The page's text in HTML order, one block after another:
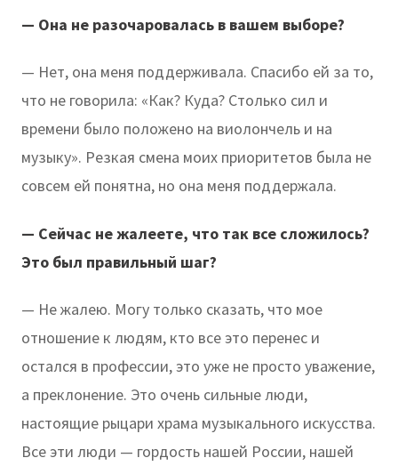
— Она не разочаровалась в вашем выборе?
— Нет, она меня поддерживала. Спасибо ей за то,
что не говорила: «Как? Куда? Столько сил и
времени было положено на виолончель и на
музыку». Резкая смена моих приоритетов была не
совсем ей понятна, но она меня поддержала.
— Сейчас не жалеете, что так все сложилось?
Это был правильный шаг?
— Не жалею. Могу только сказать, что мое
отношение к людям, кто все это перенес и
остался в профессии, это уже не просто уважение,
а преклонение. Это очень сильные люди,
настоящие рыцари храма музыкального искусства.
Все эти люди — гордость нашей России, нашей